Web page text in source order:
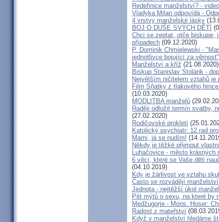
Redefinice manželství? - video
Vladyka Milan odpovídá -
4 vrstvy manželské lásky
BOJ O DUŠE SVÝCH DĚTÍ
Chci se zeptat, otče biskupe,
případech (09.12.2020)
P. Dominik Chmielewski -
jednotlivce bojující za věrnost"
Manželství a kříž (21.08.2020)
Biskup Stanislav Stolárik -
Největším ničitelem vztahů je
Film Sňatky z tlakového
(10.03.2020)
MODLITBA manželů
Raději odložit termín svatby,
(27.02.2020)
Rodičovské prokletí
Katolický psychiatr: 12 rad
Mami, já se nudím!
Někdy je těžké přijmout
Luhačovice - město krásných
6 věcí, které se Vaše děti
(04.10.2019)
Kdy je žárlivost ve vztahu
Často se rozvádějí
Jednota - nejtěžší úkol
Pět mýtů o sexu, na které by
Medžugorje - Mons. Hoser:
Radost z mateřství
Když v manželství hledáme